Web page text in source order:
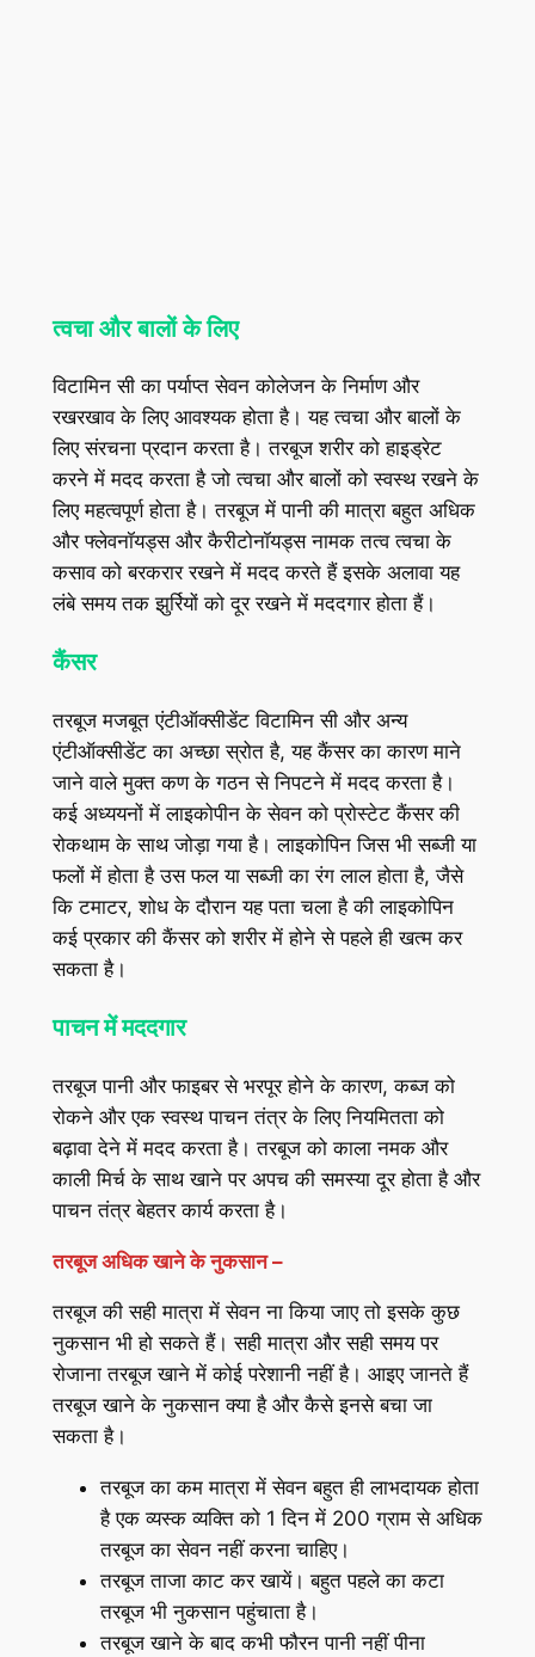
त्‍वचा और बालों के लिए
विटामिन सी का पर्याप्त सेवन कोलेजन के निर्माण और
रखरखाव के लिए आवश्यक होता है। यह त्वचा और बालों के
लिए संरचना प्रदान करता है। तरबूज शरीर को हाइड्रेट
करने में मदद करता है जो त्वचा और बालों को स्‍वस्‍थ रखने के
लिए महत्वपूर्ण होता है। तरबूज में पानी की मात्रा बहुत अधिक
और फ्लेवनॉयड्स और कैरीटोनॉयड्स नामक तत्व त्वचा के
कसाव को बरकरार रखने में मदद करते हैं इसके अलावा यह
लंबे समय तक झुर्रियों को दूर रखने में मददगार होता हैं।
कैंसर
तरबूज मजबूत एंटीऑक्‍सीडेंट विटामिन सी और अन्‍य
एंटीऑक्‍सीडेंट का अच्‍छा स्रोत है, यह कैंसर का कारण माने
जाने वाले मुक्त कण के गठन से निपटने में मदद करता है।
कई अध्ययनों में लाइकोपीन के सेवन को प्रोस्टेट कैंसर की
रोकथाम के साथ जोड़ा गया है। लाइकोपिन जिस भी सब्जी या
फलों में होता है उस फल या सब्जी का रंग लाल होता है, जैसे
कि टमाटर, शोध के दौरान यह पता चला है की लाइकोपिन
कई प्रकार की कैंसर को शरीर में होने से पहले ही खत्म कर
सकता है।
पाचन में मददगार
तरबूज पानी और फाइबर से भरपूर होने के कारण, कब्‍ज को
रोकने और एक स्वस्थ पाचन तंत्र के लिए नियमितता को
बढ़ावा देने में मदद करता है। तरबूज को काला नमक और
काली मिर्च के साथ खाने पर अपच की समस्या दूर होता है और
पाचन तंत्र बेहतर कार्य करता है।
तरबूज अधिक खाने के नुकसान –
तरबूज की सही मात्रा में सेवन ना किया जाए तो इसके कुछ
नुकसान भी हो सकते हैं। सही मात्रा और सही समय पर
रोजाना तरबूज खाने में कोई परेशानी नहीं है। आइए जानते हैं
तरबूज खाने के नुकसान क्या है और कैसे इनसे बचा जा
सकता है।
तरबूज का कम मात्रा में सेवन बहुत ही लाभदायक होता
है एक व्यस्क व्यक्ति को 1 दिन में 200 ग्राम से अधिक
तरबूज का सेवन नहीं करना चाहिए।
तरबूज ताजा काट कर खायें। बहुत पहले का कटा
तरबूज भी नुकसान पहुंचाता है।
तरबूज खाने के बाद कभी फौरन पानी नहीं पीना